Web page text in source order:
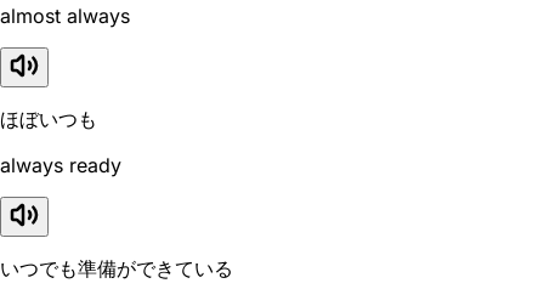
almost always
ほぼいつも
always ready
いつでも準備ができている